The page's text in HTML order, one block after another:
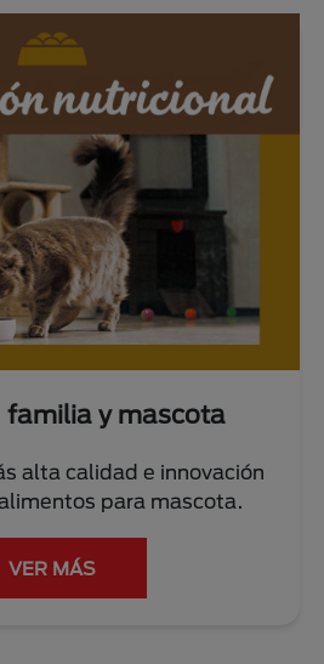
familia y mascota
alta calidad e innovación
para mascota.
VER MÁS